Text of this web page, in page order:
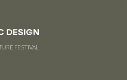
FESTIVAL